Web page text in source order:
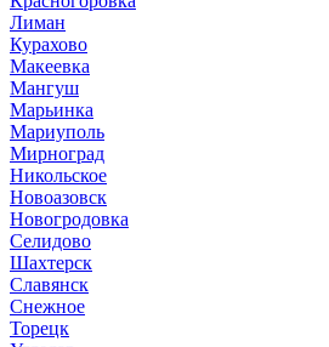
Лиман
Курахово
Макеевка
Мангуш
Марьинка
Мариуполь
Мирноград
Никольское
Новоазовск
Новогродовка
Селидово
Шахтерск
Славянск
Снежное
Торецк